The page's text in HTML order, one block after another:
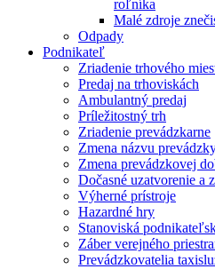
roľníka
Malé zdroje
Odpady
Podnikateľ
Zriadenie trhového
Predaj na trhoviskách
Ambulantný predaj
Príležitostný trh
Zriadenie prevádzkarne
Zmena názvu
Zmena prevádzkovej
Dočasné uzatvorenie a
Výherné prístroje
Hazardné hry
Stanoviská
Záber verejného
Prevádzkovatelia